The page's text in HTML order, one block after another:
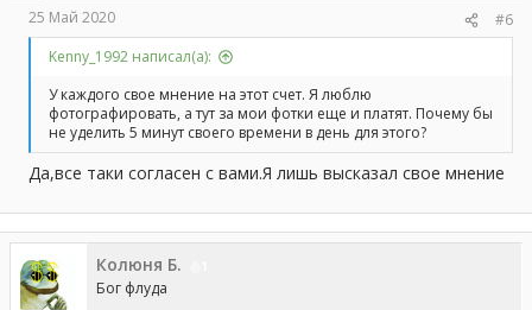
25 Май 2020
#6
Kenny_1992 написал(а):
У каждого свое мнение на этот счет. Я люблю
фотографировать, а тут за мои фотки еще и платят. Почему бы
не уделить 5 минут своего времени в день для этого?
Да,все таки согласен с вами.Я лишь высказал свое мнение
Колюня Б.
Бог флуда